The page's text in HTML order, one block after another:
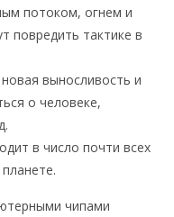
потоком, огнем и
повредить тактике в
выносливость и
о человеке,
в число почти всех
чипами